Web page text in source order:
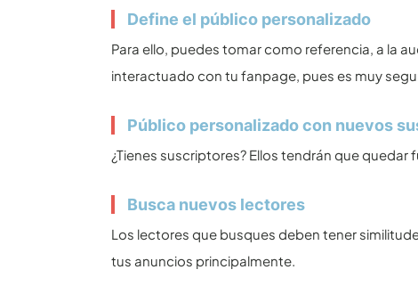
Define el público personalizado
Para ello, puedes tomar como referencia, a la
interactuado con tu fanpage, pues es muy
Público personalizado con nuevos
¿Tienes suscriptores? Ellos tendrán que
Busca nuevos lectores
Los lectores que busques deben tener
tus anuncios principalmente.